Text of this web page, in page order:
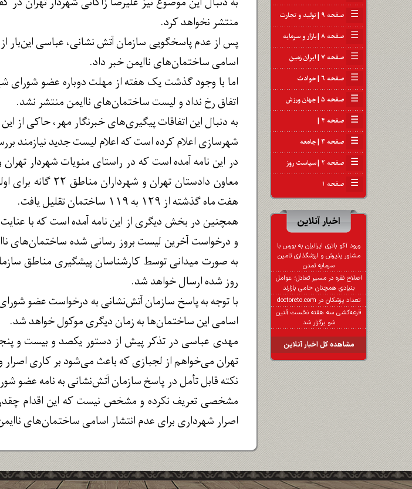
☰ صفحه ۹ | تولید و تجارت
☰ صفحه ۸ | بازار و سرمایه
☰ صفحه ۷ | ایران زمین
☰ صفحه ۶ | حوادث
☰ صفحه ۵ | جهان ورزش
☰ صفحه ۴ |
☰ صفحه ۳ | جامعه
☰ صفحه ۲ | سیاست روز
☰ صفحه ۱
اخبار آنلاین
ورود آکو باتری ایرانیان به بورس با
مشاور پذیرش و ارزشگذاری تامین
سرمایه تمدن
اصلاح نقره در مسیر تعادل؛ عوامل
بنیادی همچنان حامی بازارند
تعداد پزشکان در doctoreto.com
قرعه‌کشی سه هفته نخست آلتین
شو برگزار شد
مشاهده کل اخبار آنلاین
منتشر نخواهد کرد.
پس از عدم پاسخگویی سازمان آتش نشانی، عباسی این‌بار
اسامی ساختمان‌های ناایمن خبر داد.
اما با وجود گذشت یک هفته از مهلت دوباره عضو شورای
اتفاق رخ نداد و لیست ساختمان‌های ناایمن منتشر نشد.
به دنبال این اتفاقات پیگیری‌های خبرنگار مهر، حاکی
شهرسازی اعلام کرده است که اعلام لیست جدید نیازمند
در این نامه آمده است که در راستای منویات شهردار
معاون دادستان
هفت ماه گذشته از ۱۲۹ به ۱۱۹ ساختمان تقلیل یافت.
همچنین در بخش دیگری از این نامه آمده است که با
و درخواست آخرین لیست بروز رسانی شده ساختمان‌های
به صورت میدانی توسط کارشناسان پیشگیری مناطق
روز شده ارسال خواهد شد.
با توجه به پاسخ سازمان آتش‌نشانی به درخواست عضو
اسامی این ساختمان‌ها به زمان دیگری موکول خواهد شد.
مهدی عباسی در تذکر پیش از دستور یکصد و بیست و
تهران می‌خواهم از لجبازی که باعث می‌شود بر کاری
نکته قابل تأمل در پاسخ سازمان آتش‌نشانی به نامه عضو
مشخصی تعریف نکرده و مشخص نیست که این اقدام چقدر
اصرار شهرداری برای عدم انتشار اسامی ساختمان‌های